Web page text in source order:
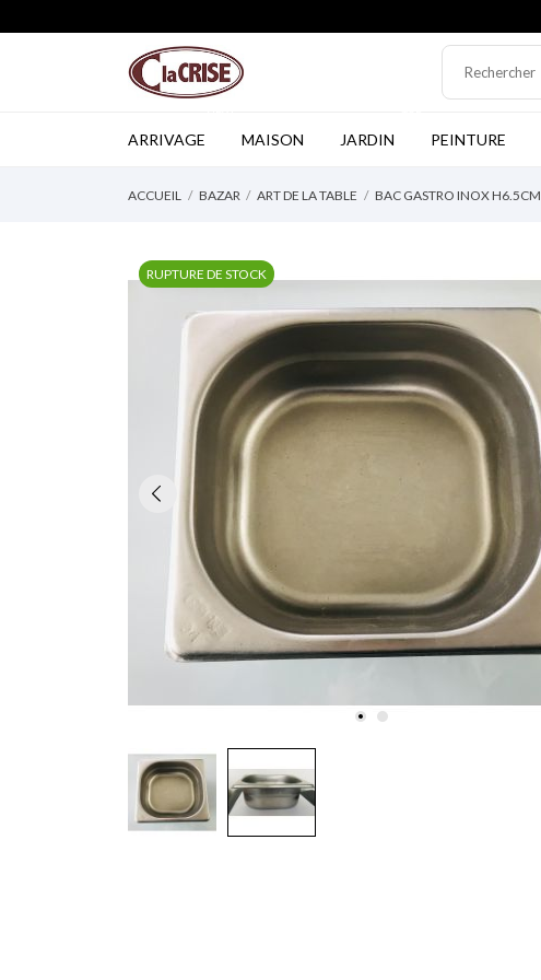
ARRIVAGE MAISON JARDIN PEINTURE
ACCUEIL BAZAR ART DE LA TABLE BAC GASTRO INOX H6.5CM
RUPTURE DE STOCK